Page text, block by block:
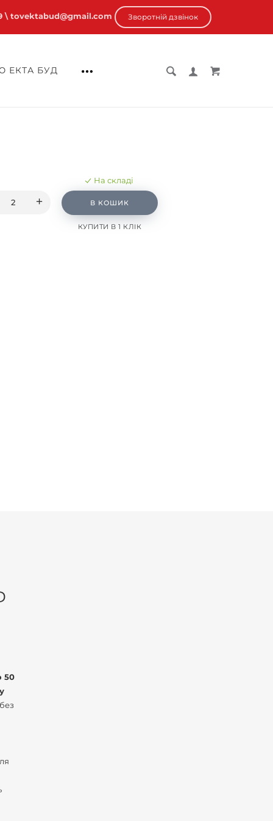
\ tovektabud@gmail.com Зворотній дзвінок
ЕКТА БУД
На складі
В КОШИК
КУПИТИ В 1 КЛІК
50